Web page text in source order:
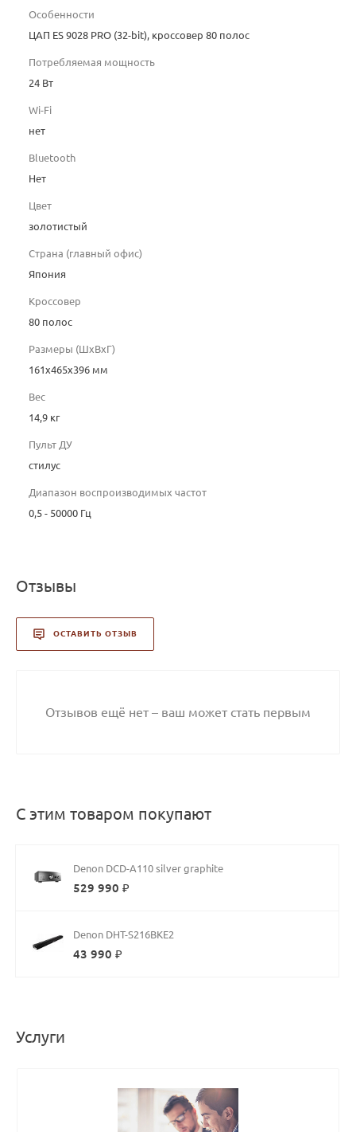
Особенности
ЦАП ES 9028 PRO (32-bit), кроссовер 80 полос
Потребляемая мощность
24 Вт
Wi-Fi
нет
Bluetooth
Нет
Цвет
золотистый
Страна (главный офис)
Япония
Кроссовер
80 полос
Размеры (ШхВхГ)
161x465x396 мм
Вес
14,9 кг
Пульт ДУ
стилус
Диапазон воспроизводимых частот
0,5 - 50000 Гц
Отзывы
ОСТАВИТЬ ОТЗЫВ
Отзывов ещё нет – ваш может стать первым
С этим товаром покупают
Denon DCD-A110 silver graphite
529 990 ₽
Denon DHT-S216BKE2
43 990 ₽
Услуги